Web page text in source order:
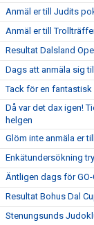
Anmäl er till Judits
Anmäl er till
Resultat Dalsland
Dags att anmäla sig
Tack för en fantastisk
Då var det dax igen!
helgen
Glöm inte anmäla er
Enkätundersökning
Äntligen dags för
Resultat Bohus Dal
Stenungsunds